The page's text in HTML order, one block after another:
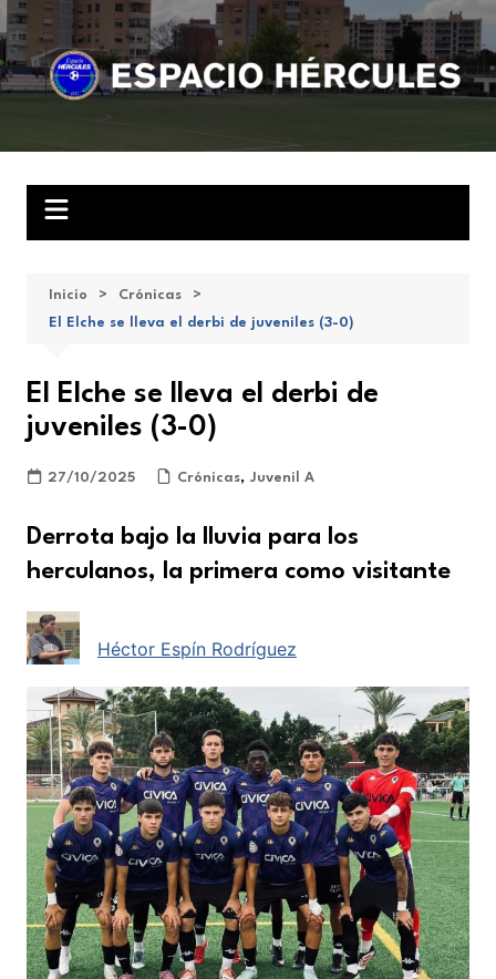
Saltar
al
contenido
Inicio
Crónicas
El Elche se lleva el derbi de juveniles (3-0)
El Elche se lleva el derbi de
juveniles (3-0)
27/10/2025 Crónicas, Juvenil A
Derrota bajo la lluvia para los
herculanos, la primera como visitante
Héctor Espín Rodríguez